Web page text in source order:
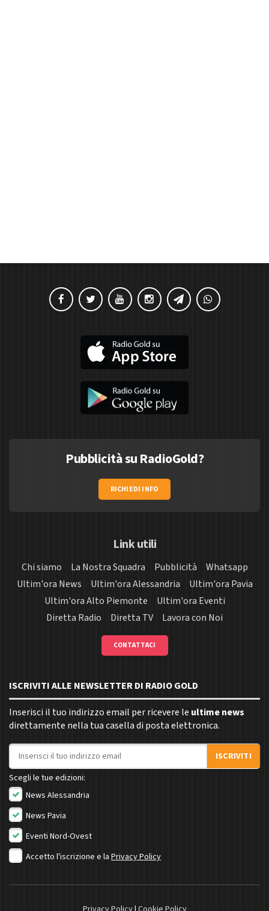
Pubblicità su RadioGold?
RICHIEDI INFO
Link utili
Chi siamo La Nostra Squadra Pubblicità
Whatsapp
Ultim'ora News
Ultim'ora Alessandria
Ultim'ora Pavia
Ultim'ora Alto Piemonte
Ultim'ora Eventi
Diretta Radio
Diretta TV Lavora con Noi
CONTATTACI
ISCRIVITI ALLE NEWSLETTER DI RADIO GOLD
Inserisci il tuo indirizzo email per ricevere le ultime news
direttamente nella tua casella di posta elettronica.
Indirizzo email
ISCRIVITI
Scegli le tue edizioni:
News Alessandria
News Pavia
Eventi Nord-Ovest
Accetto l'iscrizione e la Privacy Policy